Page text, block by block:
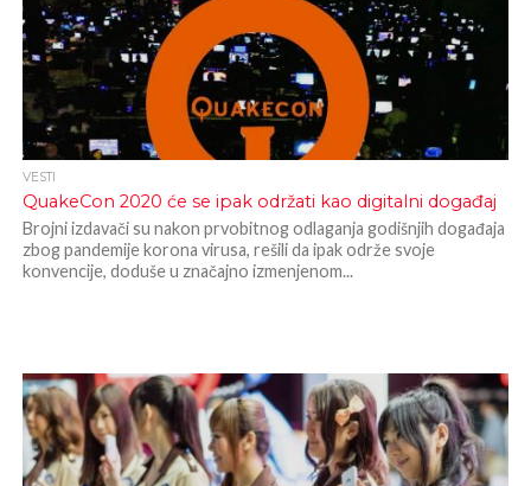
VESTI
QuakeCon 2020 će se ipak održati kao digitalni događaj
Brojni izdavači su nakon prvobitnog odlaganja godišnjih događaja
zbog pandemije korona virusa, rešili da ipak održe svoje
konvencije, doduše u značajno izmenjenom...